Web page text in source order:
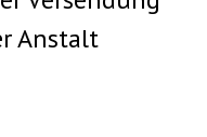
Anstalt